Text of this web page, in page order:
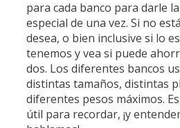
para cada banco para darle
especial de una vez. Si no
desea, o bien inclusive si lo
tenemos y vea si puede
dos. Los diferentes bancos
distintas tamaños, distintas
diferentes pesos máximos.
útil para recordar, ¡y